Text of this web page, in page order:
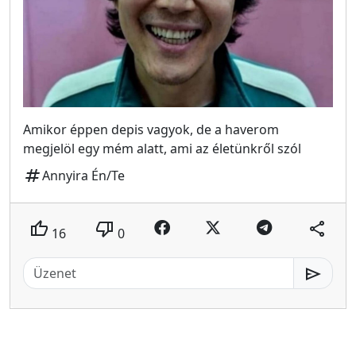
Amikor éppen depis vagyok, de a haverom
megjelöl egy mém alatt, ami az életünkről szól
tagAnnyira Én/Te
thumb_up 16 thumb_down 0 share
send